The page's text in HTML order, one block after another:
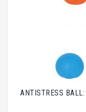
ANTISTRESS